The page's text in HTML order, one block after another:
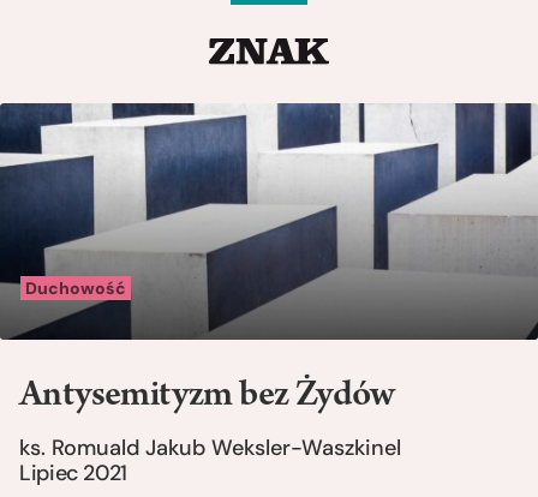
Duchowość
Antysemityzm bez Żydów
ks. Romuald Jakub Weksler-Waszkinel
Lipiec 2021